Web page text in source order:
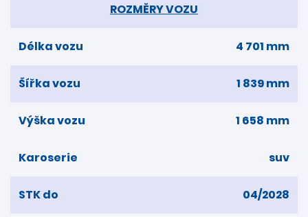
ROZMĚRY VOZU
Délka vozu 4 701 mm
Šířka vozu 1 839 mm
Výška vozu 1 658 mm
Karoserie suv
STK do 04/2028